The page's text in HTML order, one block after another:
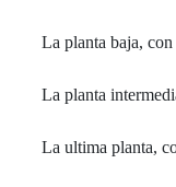
La planta baja,
La planta
La ultima planta,